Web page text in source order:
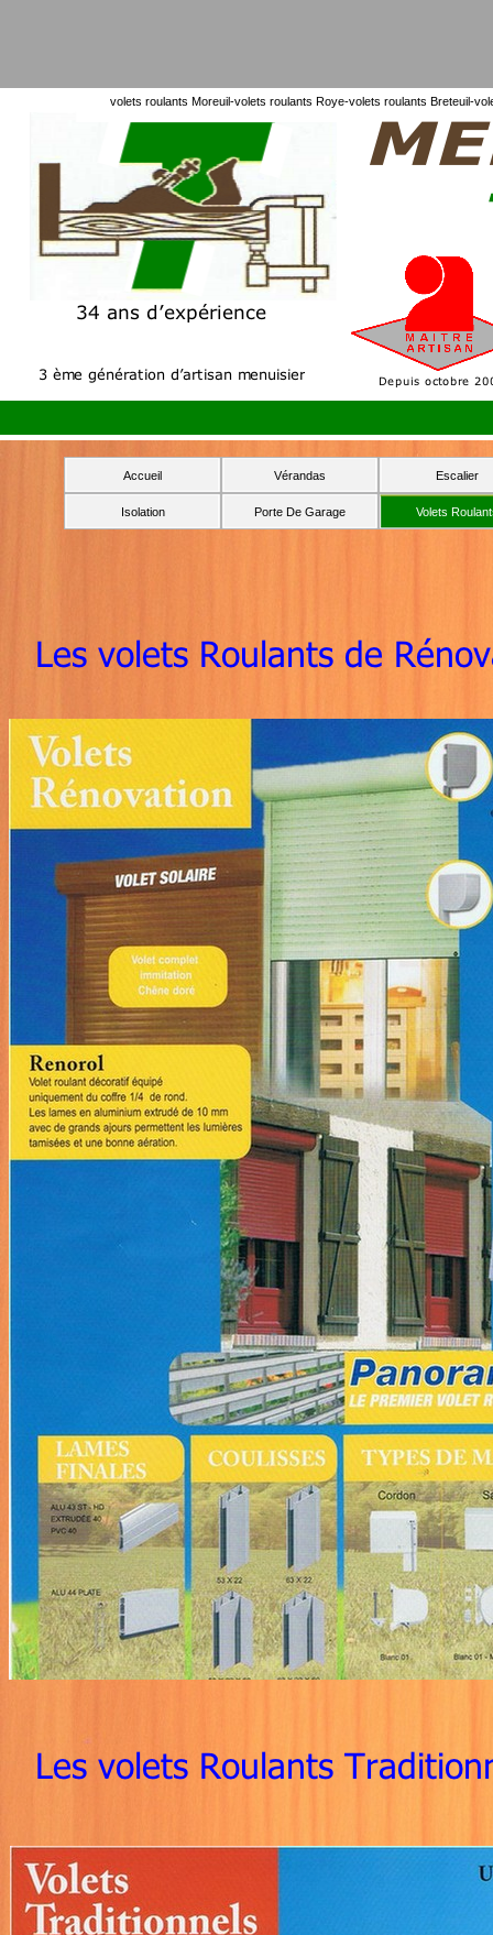
volets roulants Moreuil-volets roulants Roye-volets roulants Breteuil-
Accueil Vérandas Escalier
Isolation Porte De Garage Volets